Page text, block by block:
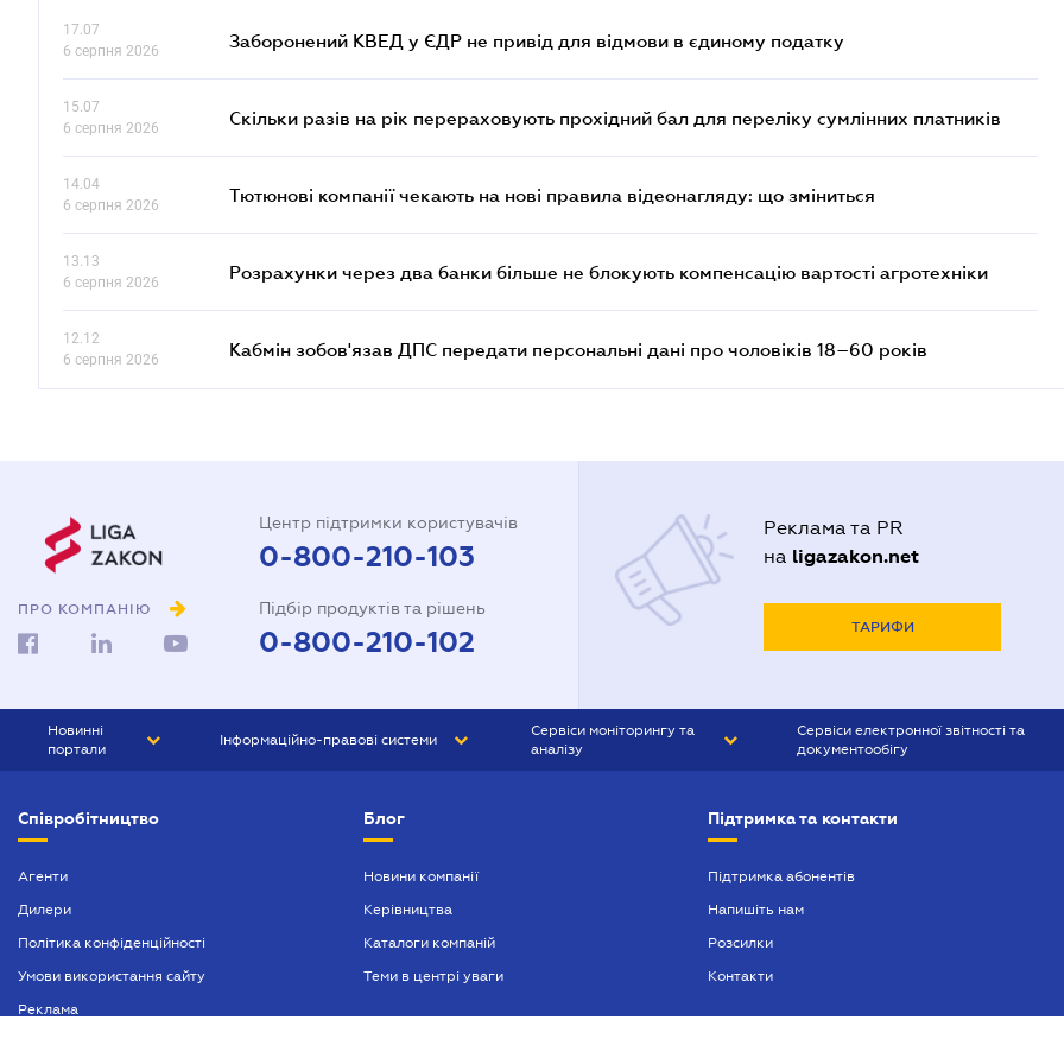
17.07
6 серпня 2026
Заборонений КВЕД у ЄДР не привід для відмови в єдиному податку
15.07
6 серпня 2026
Скільки разів на рік перераховують прохідний бал для переліку сумлінних платників
14.04
6 серпня 2026
Тютюнові компанії чекають на нові правила відеонагляду: що зміниться
13.13
6 серпня 2026
Розрахунки через два банки більше не блокують компенсацію вартості агротехніки
12.12
6 серпня 2026
Кабмін зобов'язав ДПС передати персональні дані про чоловіків 18–60 років
ПРО КОМПАНІЮ
Центр підтримки користувачів
0-800-210-103
Підбір продуктів та рішень
0-800-210-102
Реклама та PR
на ligazakon.net
ТАРИФИ
Новинні
портали
БІЗНЕС
Інформаційно-правові системи
БУХГАЛТЕР ПРОФ
Сервіси моніторингу та
аналізу
Сервіси електронної звітності та
документообігу
Співробітництво
Агенти
Дилери
Політика конфіденційності
Умови використання сайту
Реклама
Блог
Новини компанії
Керівництва
Каталоги компаній
Теми в центрі уваги
Підтримка та контакти
Підтримка абонентів
Напишіть нам
Розсилки
Контакти